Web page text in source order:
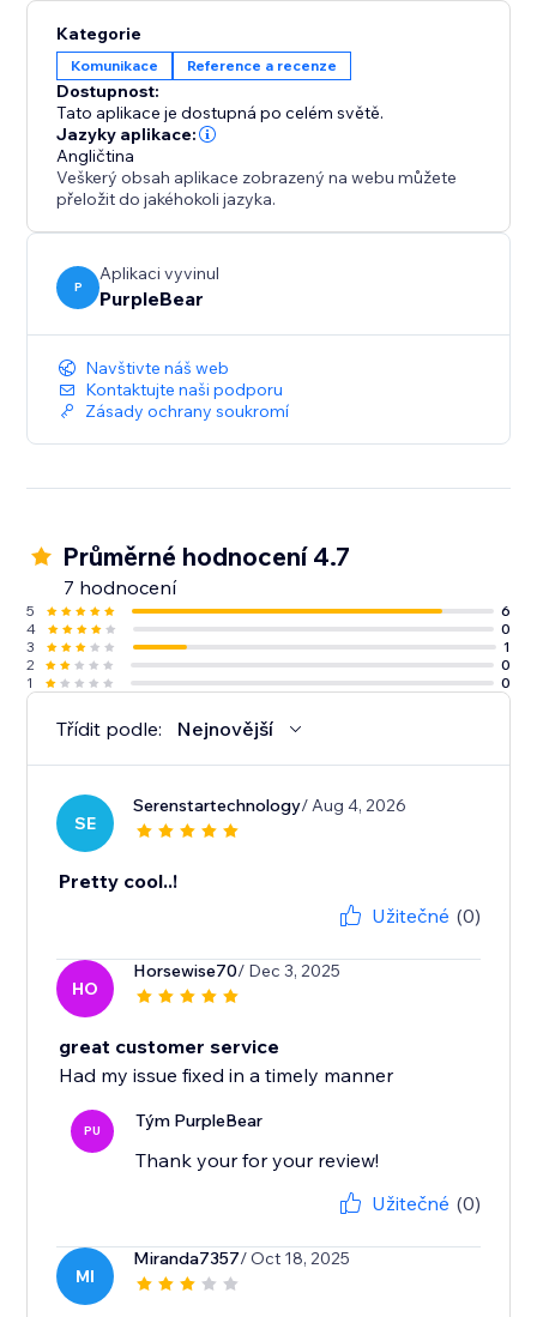
Zvyšte prodeje – Využijte zpětné vazby zákazníků k
podpoře rezervací a nákupů.
Zlepšete SEO – Čerstvý uživatelský obsah může
zvýšit vyhledávací řádění.
Zlepšete angažovanost – Poutavě zaujměte
návštěvníky pomocí nápaditých ukázek hodnocení.
Začněte zobrazovat své recenze z Facebooku ještě
dnes a proměňte zpětnou vazbu zákazníků ve
prodeje.
Kategorie
Komunikace Reference a recenze
Dostupnost:
Tato aplikace je dostupná po celém světě.
Jazyky aplikace:
Angličtina
Veškerý obsah aplikace zobrazený na webu můžete
přeložit do jakéhokoli jazyka.
P
Aplikaci vyvinul
PurpleBear
Navštivte náš web
Kontaktujte naši podporu
Zásady ochrany soukromí
Průměrné hodnocení 4.7
7 hodnocení
5
6
4
0
3
1
2
0
1
0
Třídit podle: Nejnovější
SE
Serenstartechnology/ Aug 4, 2026
Pretty cool..!
Užitečné (0)
HO
Horsewise70/ Dec 3, 2025
great customer service
Had my issue fixed in a timely manner
PU Tým PurpleBear
Thank your for your review!
Užitečné (0)
MI
Miranda7357/ Oct 18, 2025